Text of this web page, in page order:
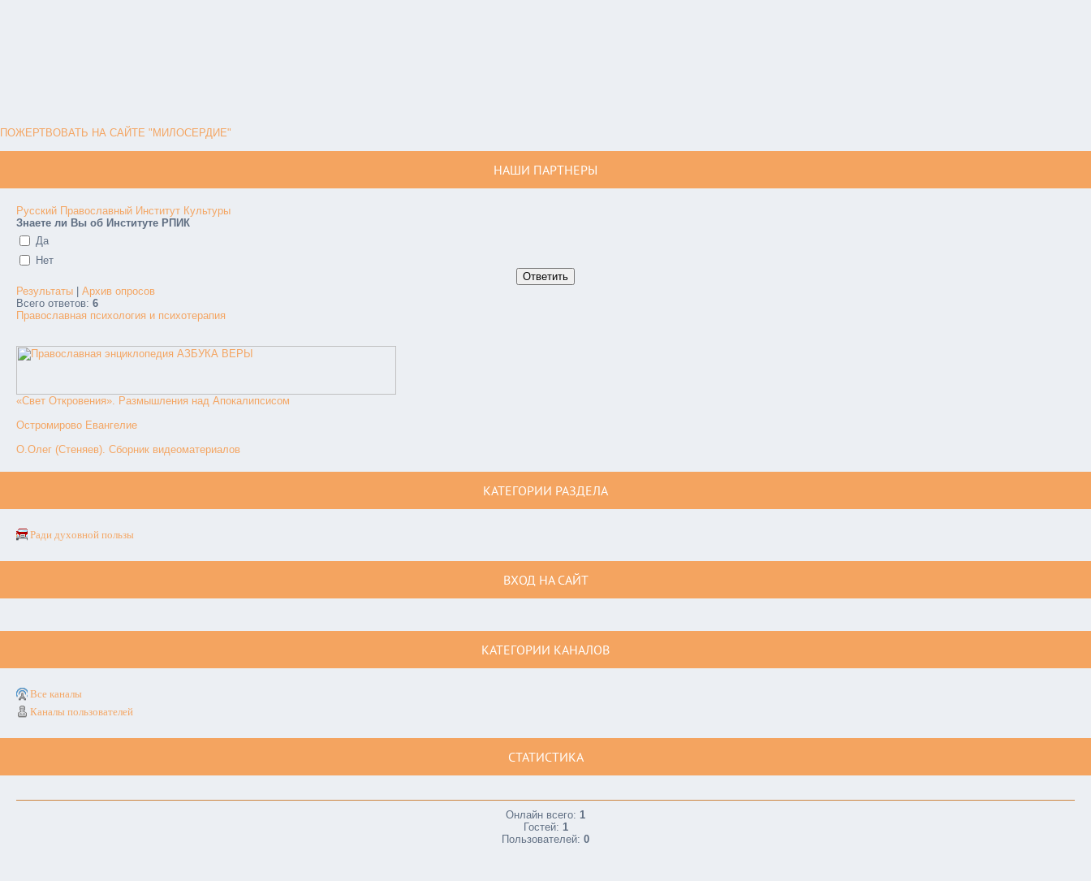
ПОЖЕРТВОВАТЬ НА САЙТЕ "МИЛОСЕРДИЕ"
НАШИ ПАРТНЕРЫ
Русский Православный Институт Культуры
Знаете ли Вы об Институте РПИК
Да
Нет
Результаты
Архив опросов
Всего ответов: 6
Православная психология и психотерапия
«Свет Откровения». Размышления над Апокалипсисом
Остромирово Евангелие
О.Олег (Стеняев). Сборник видеоматериалов
КАТЕГОРИИ РАЗДЕЛА
Ради духовной пользы
ВХОД НА САЙТ
КАТЕГОРИИ КАНАЛОВ
Все каналы
Каналы пользователей
СТАТИСТИКА
Онлайн всего: 1
Гостей: 1
Пользователей: 0